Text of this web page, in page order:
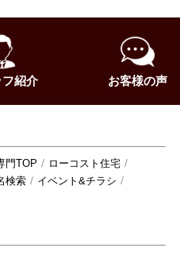
フ紹介 お客様の声
門TOP
ローコスト住宅
検索
イベント&チラシ